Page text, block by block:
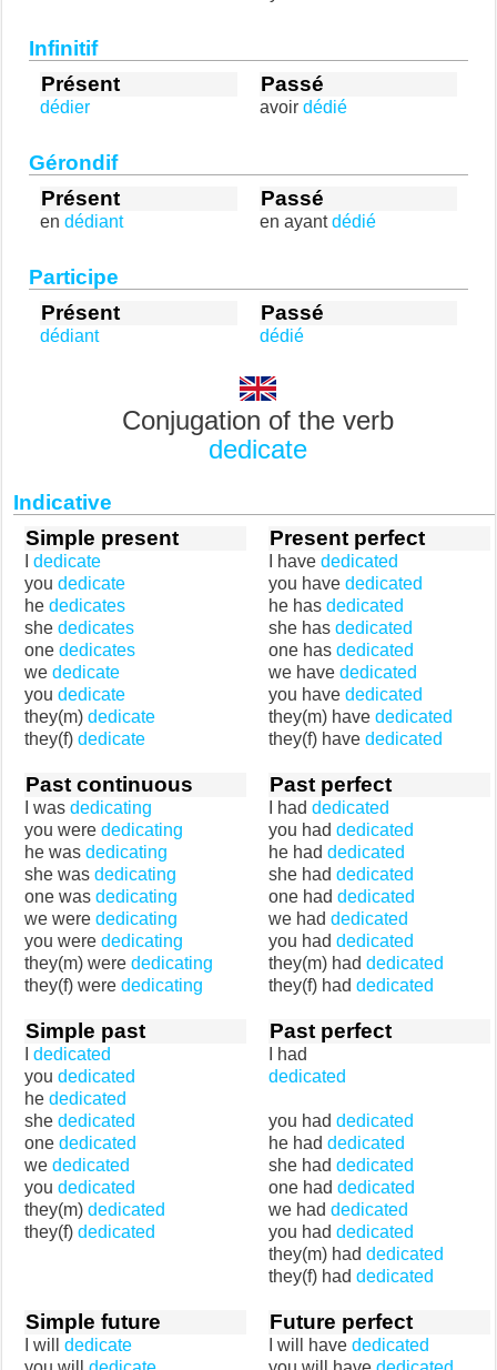
Infinitif
Présent
dédier
Passé
avoir dédié
Gérondif
Présent
en dédiant
Passé
en ayantdédié
Participe
Présent
dédiant
Passé
dédié
Conjugation of the verb
dedicate
Indicative
Simple present
dedicate
you dedicate
he dedicates
she dedicates
one dedicates
we dedicate
you dedicate
they(m) dedicate
they(f) dedicate
Present perfect
I have dedicated
you have dedicated
he has dedicated
she has dedicated
one has dedicated
we have dedicated
you have dedicated
they(m) have dedicated
they(f) have dedicated
Past continuous
I was dedicating
you were dedicating
he was dedicating
she was dedicating
one was dedicating
we were dedicating
you were dedicating
they(m) were dedicating
they(f) were dedicating
Past perfect
I had dedicated
you had dedicated
he had dedicated
she had dedicated
one had dedicated
we had dedicated
you had dedicated
they(m) had dedicated
they(f) had dedicated
Simple past
dedicated
you dedicated
he dedicated
she dedicated
one dedicated
we dedicated
you dedicated
they(m) dedicated
they(f) dedicated
Past perfect
I had
dedicated
you had dedicated
he had dedicated
she had dedicated
one had dedicated
we had dedicated
you had dedicated
they(m) had dedicated
they(f) had dedicated
Simple future
I will dedicate
Future perfect
I will have dedicated